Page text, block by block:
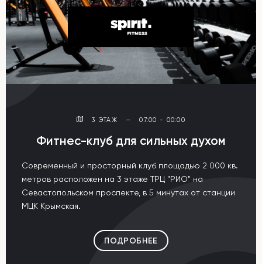
3 ЭТАЖ — 07:00 - 00:00
Фитнес-клуб для сильных духом
Современный и просторный клуб площадью 2 000 кв.
метров расположен на 3 этаже ТРЦ "РИО" на
Севастопольском проспекте, в 5 минутах от станции
МЦК Крымская.
ПОДРОБНЕЕ